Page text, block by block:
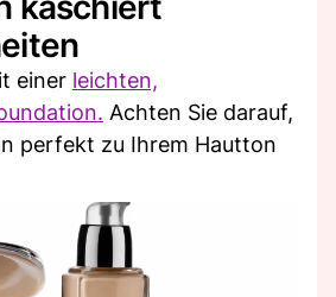
einer leichten,
Achten Sie darauf,
perfekt zu Ihrem Hautton